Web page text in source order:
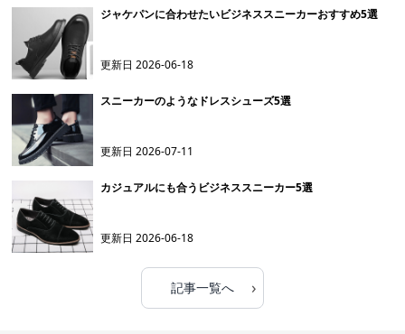
ジャケパンに合わせたいビジネススニーカーおすすめ5選
更新日2026-06-18
スニーカーのようなドレスシューズ5選
更新日2026-07-11
カジュアルにも合うビジネススニーカー5選
更新日2026-06-18
記事一覧へ ›